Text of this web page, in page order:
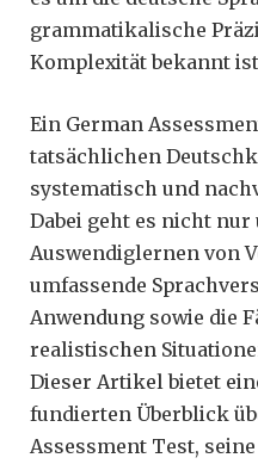
grammatikalische
Komplexität bekannt
Ein German
tatsächlichen
systematisch und
Dabei geht es nicht nur
Auswendiglernen von
umfassende
Anwendung sowie die
realistischen
Dieser Artikel bietet
fundierten Überblick
Assessment Test,